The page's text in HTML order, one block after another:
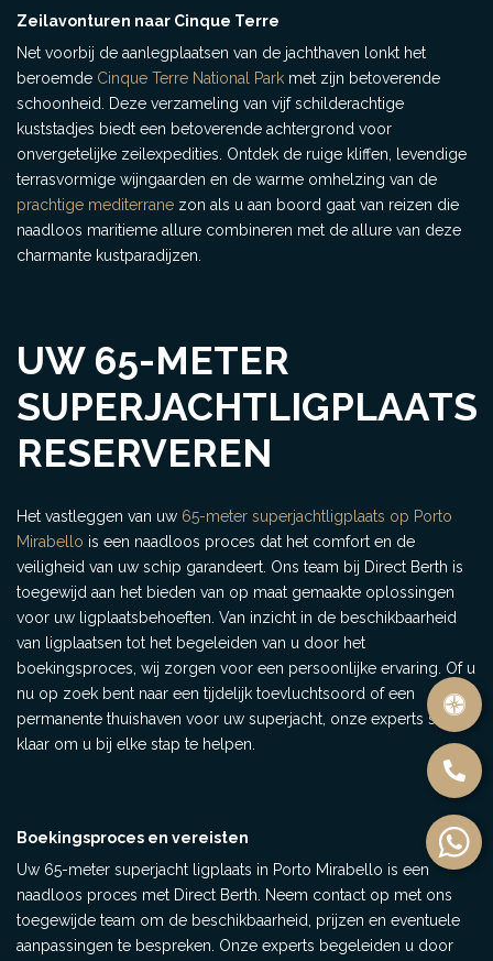
Zeilavonturen naar Cinque Terre
Net voorbij de aanlegplaatsen van de jachthaven lonkt het
beroemde Cinque Terre National Park met zijn betoverende
schoonheid. Deze verzameling van vijf schilderachtige
kuststadjes biedt een betoverende achtergrond voor
onvergetelijke zeilexpedities. Ontdek de ruige kliffen, levendige
terrasvormige wijngaarden en de warme omhelzing van de
prachtige mediterrane zon als u aan boord gaat van reizen die
naadloos maritieme allure combineren met de allure van deze
charmante kustparadijzen.
UW 65-METER
SUPERJACHTLIGPLAATS
RESERVEREN
Het vastleggen van uw 65-meter superjachtligplaats op Porto
Mirabello is een naadloos proces dat het comfort en de
veiligheid van uw schip garandeert. Ons team bij Direct Berth is
toegewijd aan het bieden van op maat gemaakte oplossingen
voor uw ligplaatsbehoeften. Van inzicht in de beschikbaarheid
van ligplaatsen tot het begeleiden van u door het
boekingsproces, wij zorgen voor een persoonlijke ervaring. Of u
nu op zoek bent naar een tijdelijk toevluchtsoord of een
permanente thuishaven voor uw superjacht, onze experts staan
klaar om u bij elke stap te helpen.
Boekingsproces en vereisten
Uw 65-meter superjacht ligplaats in Porto Mirabello is een
naadloos proces met Direct Berth. Neem contact op met ons
toegewijde team om de beschikbaarheid, prijzen en eventuele
aanpassingen te bespreken. Onze experts begeleiden u door